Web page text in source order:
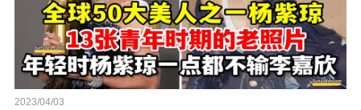
2023/04/03